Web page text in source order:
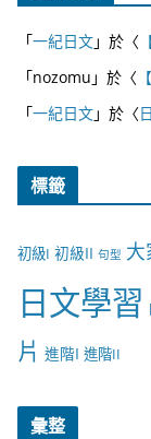
「一紀日文」於〈
「nozomu 」於〈
「一紀日文」於〈
標籤
初級I 初級II 句型 大
日文學習
片 進階I 進階II
彙整